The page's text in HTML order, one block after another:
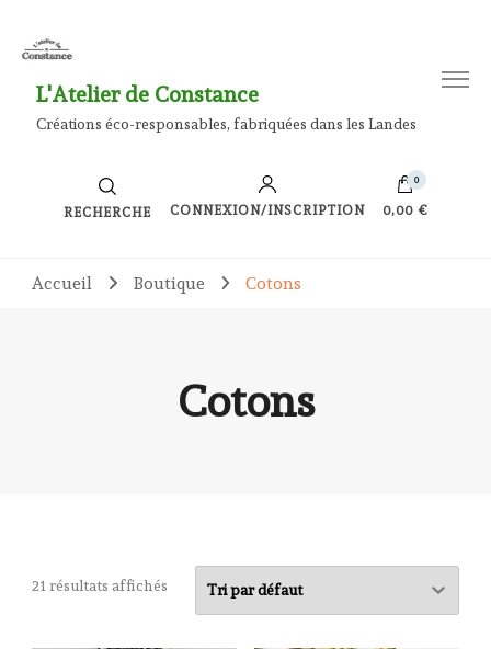
L'Atelier de Constance
Créations éco-responsables, fabriquées dans les Landes
RECHERCHE CONNEXION/INSCRIPTION
0
0,00 €
Accueil Boutique Cotons
Cotons
21 résultats affichés